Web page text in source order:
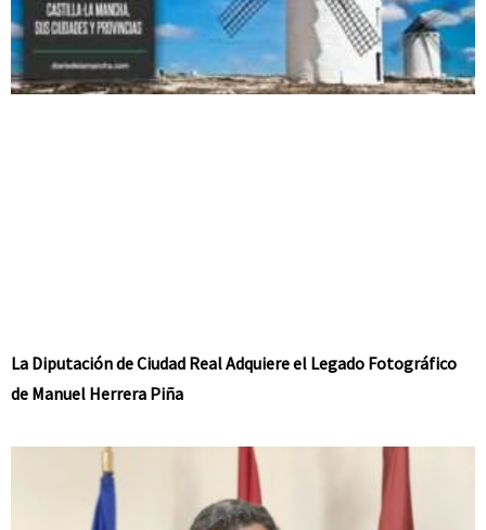
La Diputación de Ciudad Real Adquiere el Legado Fotográfico
de Manuel Herrera Piña